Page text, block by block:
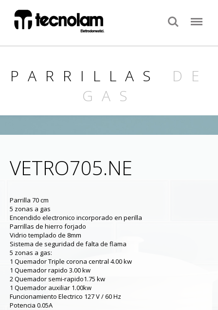
Search Menu
PARRILLAS DE
GAS
VETRO705.NE
Parrilla 70 cm
5 zonas a gas
Encendido electronico incorporado en perilla
Parrillas de hierro forjado
Vidrio templado de 8mm
Sistema de seguridad de falta de flama
5 zonas a gas:
1 Quemador Triple corona central 4.00 kw
1 Quemador rapido 3.00 kw
2 Quemador semi-rapido1.75 kw
1 Quemador auxiliar 1.00kw
Funcionamiento Electrico 127 V / 60 Hz
Potencia 0.05A